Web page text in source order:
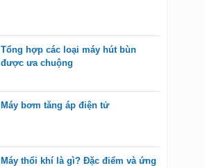
Tổng hợp các loại máy hút bùn
được ưa chuộng
Máy bơm tăng áp điện tử
Máy thổi khí là gì? Đặc điểm và ứng